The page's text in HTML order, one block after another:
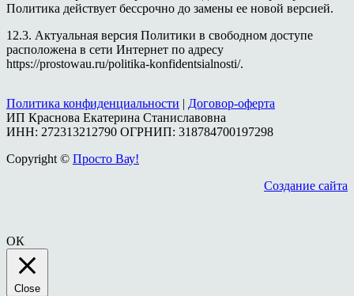
Политика действует бессрочно до замены ее новой версией.
12.3. Актуальная версия Политики в свободном доступе
расположена в сети Интернет по адресу
https://prostowau.ru/politika-konfidentsialnosti/.
Политика конфиденциальности | Договор-оферта
ИП Краснова Екатерина Станиславовна
ИНН: 272313212790 ОГРНИП: 318784700197298
Copyright © Просто Вау!
Создание сайта
ОК
Close